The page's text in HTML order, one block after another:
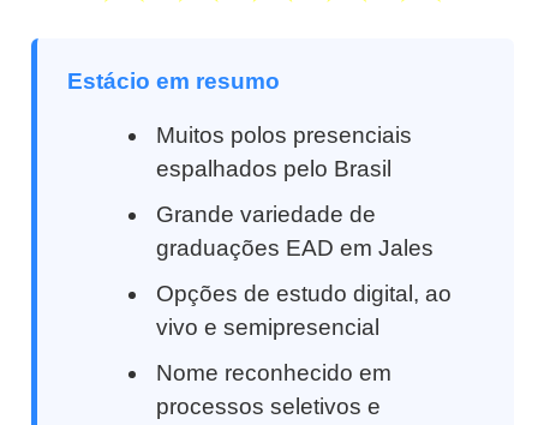
Estácio em resumo
Muitos polos presenciais
espalhados pelo Brasil
Grande variedade de
graduações EAD em Jales
Opções de estudo digital, ao
vivo e semipresencial
Nome reconhecido em
processos seletivos e